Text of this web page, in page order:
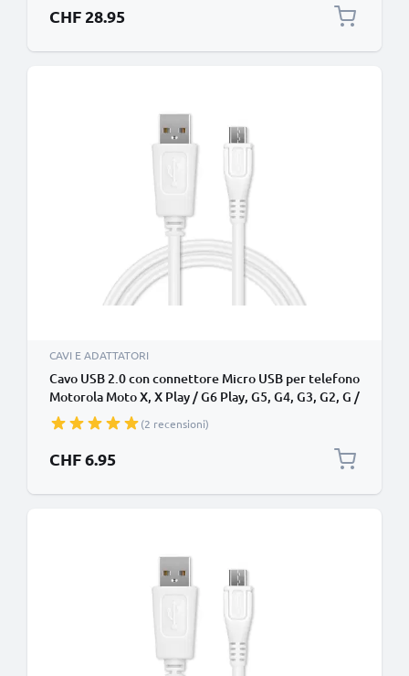
CHF 28.95
CAVI E ADATTATORI
Cavo USB 2.0 con connettore Micro USB per telefono
Motorola Moto X, X Play / G6 Play, G5, G4, G3, G2, G /
E4, E3, E2 / C, C Plus / RAZR filo di 1m cavetto dati &
ricarica 1A in PVC bianco per cellulare
(2 recensioni)
CHF 6.95